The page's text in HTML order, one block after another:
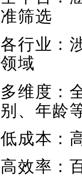
准筛选
各行业：
领域
多维度：
别、年龄
低成本：
高效率：